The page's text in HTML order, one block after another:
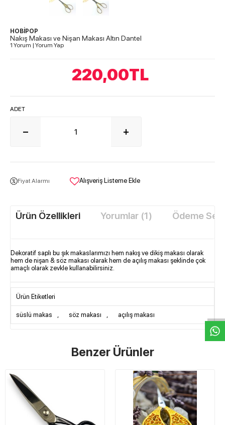
W
h
t
s
a
p
p
D
e
s
e
H
a
t
t
HOBİPOP
Nakış Makası ve Nişan Makası Altın Dantel
1 Yorum | Yorum Yap
220,00TL
ADET
Fiyat Alarmı Alışveriş Listeme Ekle
Ürün Özellikleri Yorumlar (1) Ödeme
Dekoratif saplı bu şık makaslarımızı hem nakış ve dikiş makası olarak
hem de nişan & söz makası olarak hem de açılış makası şeklinde çok
amaçlı olarak zevkle kullanabilirsiniz.
Ürün Etiketleri
süslü makas , söz makası , açılış makası
Benzer Ürünler